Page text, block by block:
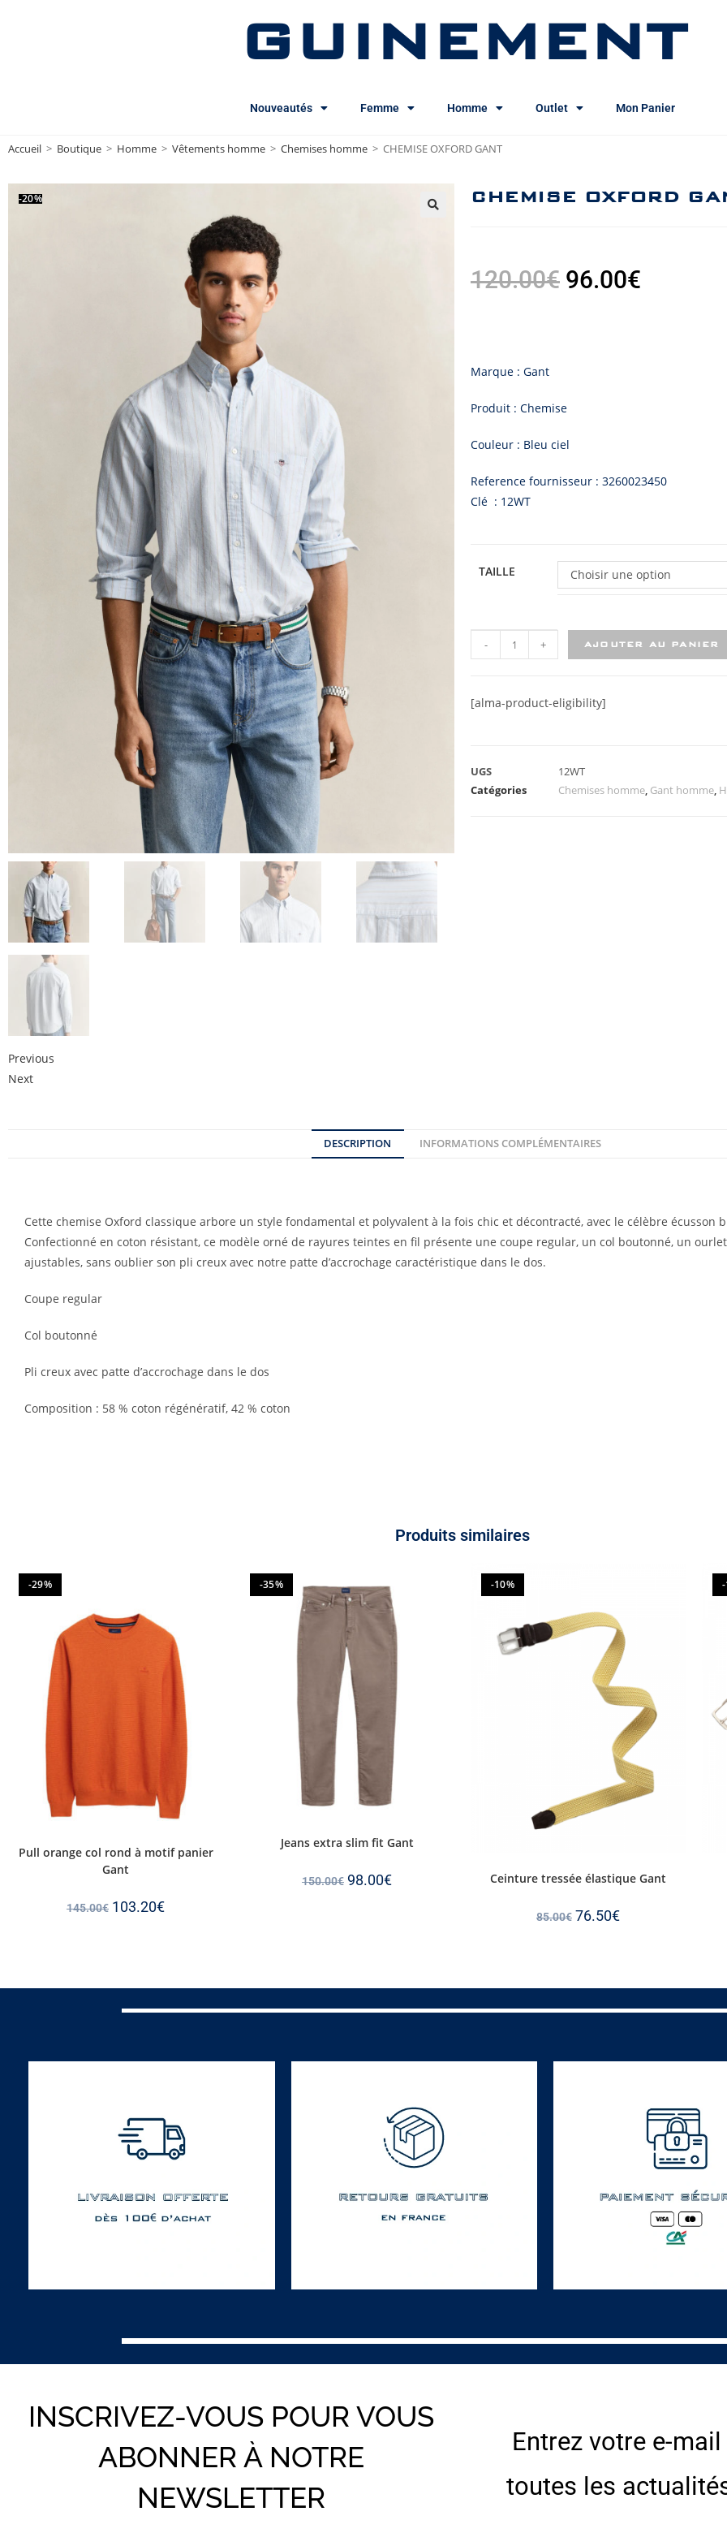
GUINEMENT
Nouveautés Femme Homme Outlet Mon Panier
Accueil > Boutique > Homme > Vêtements homme > Chemises homme > CHEMISE OXFORD GANT
-20%
Previous
Next
CHEMISE OXFORD
120.00€ 96.00€
Marque : Gant
Produit : Chemise
Couleur : Bleu ciel
Reference fournisseur : 3260023450
Clé : 12WT
TAILLE Choisir une option
- + AJOUTER AU PANIER
[alma-product-eligibility]
UGS
12WT
Catégories
Chemises homme, Gant homme,
DESCRIPTION INFORMATIONS COMPLÉMENTAIRES
Cette chemise Oxford classique arbore un style fondamental et polyvalent à la fois chic et décontracté, avec le célèbre écusson
Confectionné en coton résistant, ce modèle orné de rayures teintes en fil présente une coupe regular, un col boutonné, un
ajustables, sans oublier son pli creux avec notre patte d’accrochage caractéristique dans le dos.
Coupe regular
Col boutonné
Pli creux avec patte d’accrochage dans le dos
Composition : 58 % coton régénératif, 42 % coton
Produits similaires
-29%
Pull orange col rond à motif panier
Gant
145.00€ 103.20€
-35%
Jeans extra slim fit Gant
150.00€ 98.00€
-10%
Ceinture tressée élastique Gant
85.00€ 76.50€
INSCRIVEZ-VOUS POUR VOUS
ABONNER À NOTRE
NEWSLETTER
Entrez votre e-
toutes les